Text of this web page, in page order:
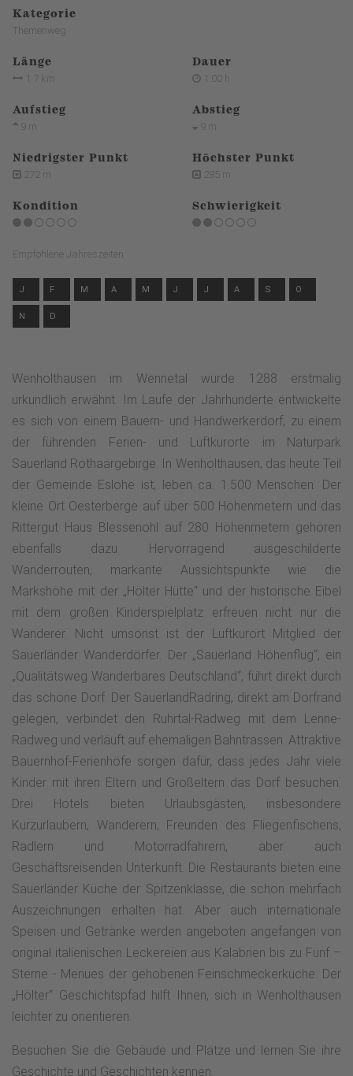
Kategorie
Themenweg
Länge
1.7 km
Dauer
1:00 h
Aufstieg
9 m
Abstieg
9 m
Niedrigster Punkt
272 m
Höchster Punkt
285 m
Kondition Schwierigkeit
Empfohlene Jahreszeiten
J F M A M J J A S O
N D
Wenholthausen im Wennetal wurde 1288 erstmalig
urkundlich erwähnt. Im Laufe der Jahrhunderte entwickelte
es sich von einem Bauern- und Handwerkerdorf, zu einem
der führenden Ferien- und Luftkurorte im Naturpark
Sauerland Rothaargebirge. In Wenholthausen, das heute Teil
der Gemeinde Eslohe ist, leben ca. 1.500 Menschen. Der
kleine Ort Oesterberge auf über 500 Höhenmetern und das
Rittergut Haus Blessenohl auf 280 Höhenmetern gehören
ebenfalls dazu. Hervorragend ausgeschilderte
Wanderrouten, markante Aussichtspunkte wie die
Markshöhe mit der „Hölter Hütte“ und der historische Eibel
mit dem großen Kinderspielplatz erfreuen nicht nur die
Wanderer. Nicht umsonst ist der Luftkurort Mitglied der
Sauerländer Wanderdörfer. Der „Sauerland Höhenflug“, ein
„Qualitätsweg Wanderbares Deutschland“, führt direkt durch
das schöne Dorf. Der SauerlandRadring, direkt am Dorfrand
gelegen, verbindet den Ruhrtal-Radweg mit dem Lenne-
Radweg und verläuft auf ehemaligen Bahntrassen. Attraktive
Bauernhof-Ferienhöfe sorgen dafür, dass jedes Jahr viele
Kinder mit ihren Eltern und Großeltern das Dorf besuchen.
Drei Hotels bieten Urlaubsgästen, insbesondere
Kurzurlaubern, Wanderern, Freunden des Fliegenfischens,
Radlern und Motorradfahrern, aber auch
Geschäftsreisenden Unterkunft. Die Restaurants bieten eine
Sauerländer Küche der Spitzenklasse, die schon mehrfach
Auszeichnungen erhalten hat. Aber auch internationale
Speisen und Getränke werden angeboten angefangen von
original italienischen Leckereien aus Kalabrien bis zu Fünf –
Sterne - Menues der gehobenen Feinschmeckerküche. Der
„Hölter“ Geschichtspfad hilft Ihnen, sich in Wenholthausen
leichter zu orientieren.
Besuchen Sie die Gebäude und Plätze und lernen Sie ihre
Geschichte und Geschichten kennen.